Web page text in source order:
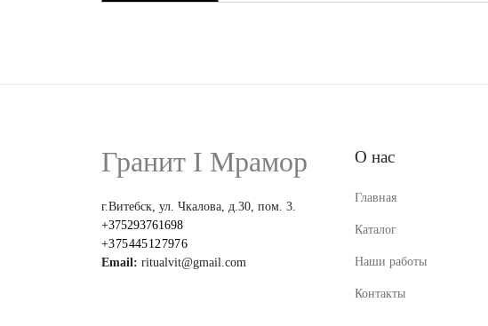
Гранит I Мрамор
г.Витебск, ул. Чкалова, д.30, пом. 3.
+375293761698
+375445127976
Email: ritualvit@gmail.com
О нас
Главная
Каталог
Наши работы
Контакты